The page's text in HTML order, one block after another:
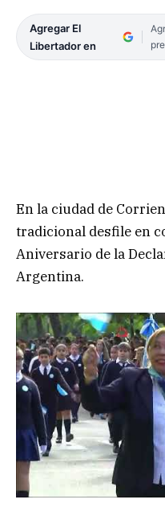
Agregar El
Libertador en
En la ciudad de
tradicional desfile en
Aniversario de la
Argentina.